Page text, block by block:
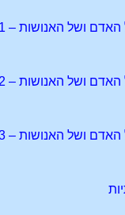
ושל האנושות – 01
ושל האנושות – 02
ושל האנושות – 03